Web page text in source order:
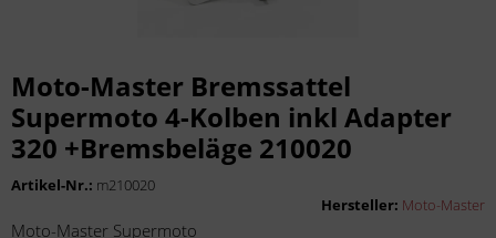
Moto-Master Bremssattel
Supermoto 4-Kolben inkl Adapter
320 +Bremsbeläge 210020
Artikel-Nr.: m210020
Hersteller: Moto-Master
Moto-Master Supermoto